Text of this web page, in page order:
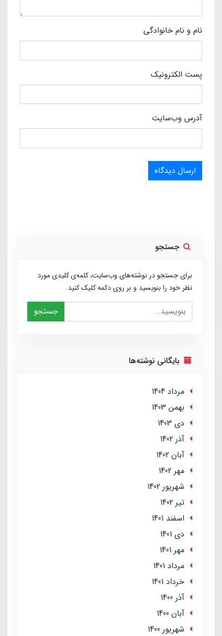
نام و نام خانوادگی
پست الکترونیک
آدرس وب‌سایت
ارسال دیدگاه
جستجو
برای جستجو در نوشته‌های وب‌سایت، کلمه‌ی کلیدی مورد
نظر خود را بنویسید و بر روی دکمه کلیک کنید.
جستجو
بایگانی نوشته‌ها
مرداد 1404
بهمن 1403
دی 1403
آذر 1402
آبان 1402
مهر 1402
شهریور 1402
تير 1402
اسفند 1401
دی 1401
مهر 1401
مرداد 1401
خرداد 1401
آذر 1400
آبان 1400
شهریور 1400